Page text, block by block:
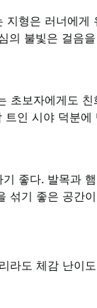
형은 러너에
의 불빛은 걸음
초보자에게도
인 시야 덕분에
좋다. 발목과
섞기 좋은 공간
라도 체감 난이